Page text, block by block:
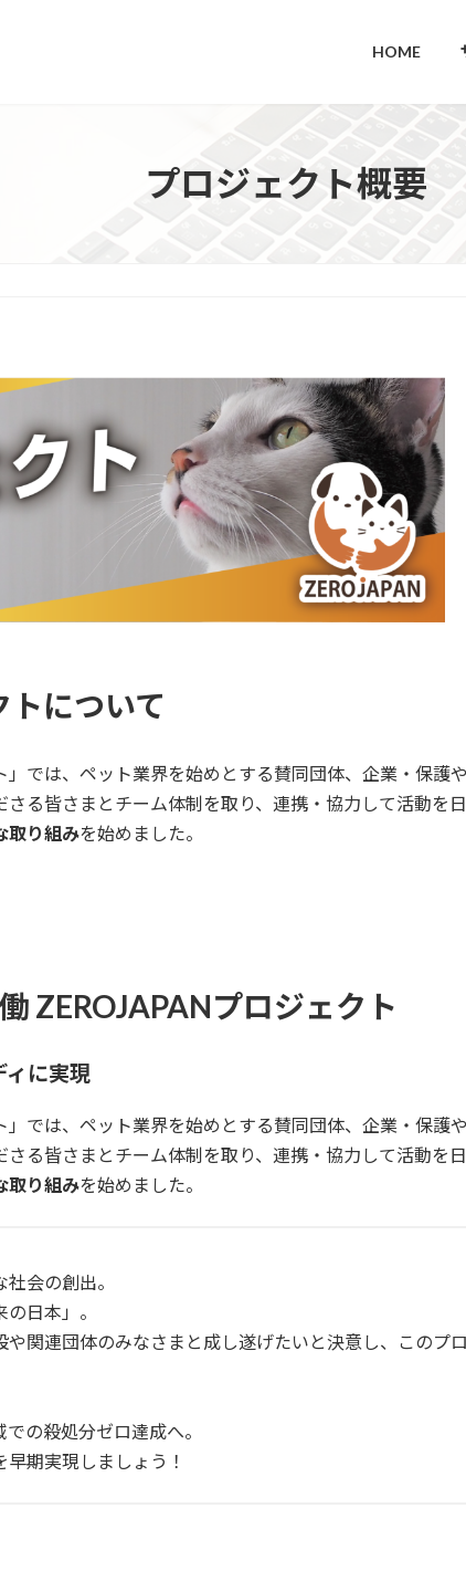
HOME
プロジェクト概要
について
」では、ペット業界を始めとする賛同団体、企業・保護
る皆さまとチーム体制を取り、連携・協力して活動を
取り組みを始めました。
ZEROJAPANプロジェクト
ィに実現
」では、ペット業界を始めとする賛同団体、企業・保護
る皆さまとチーム体制を取り、連携・協力して活動を
取り組みを始めました。
会の創出。
日本」。
関連団体のみなさまと成し遂げたいと決意し、このプ
の殺処分ゼロ達成へ。
期実現しましょう！